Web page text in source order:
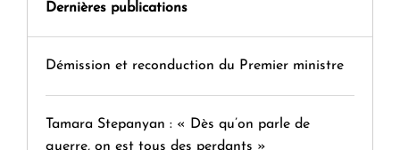
Dernières publications
Démission et reconduction du Premier ministre
Tamara Stepanyan : « Dès qu’on parle de
guerre, on est tous des perdants »